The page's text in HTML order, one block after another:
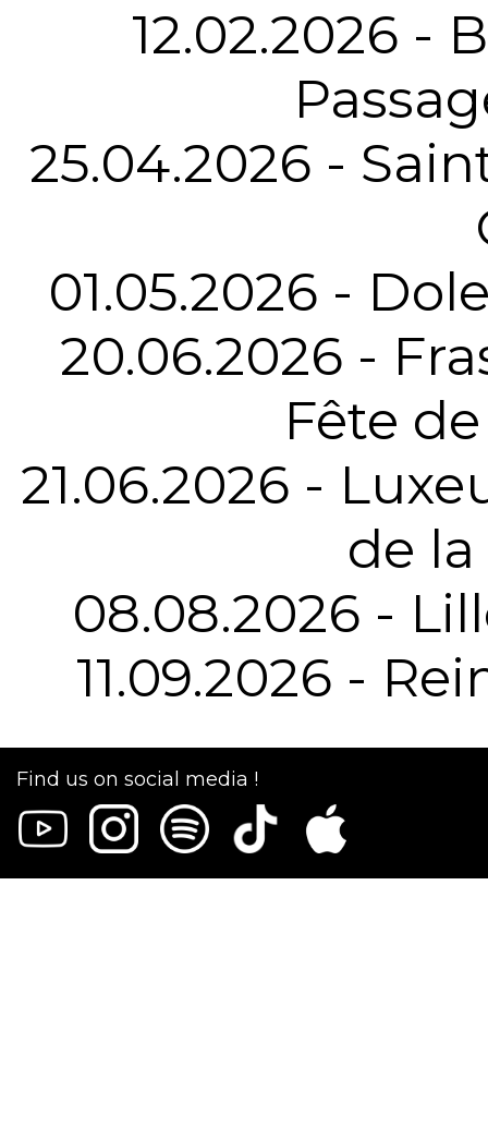
12.02.2026 -
25.04.2026 -
01.05.2026 -
20.06.2026 -
Fête
21.06.2026 -
de
08.08.2026 -
11.09.2026 -
Find us on social media !